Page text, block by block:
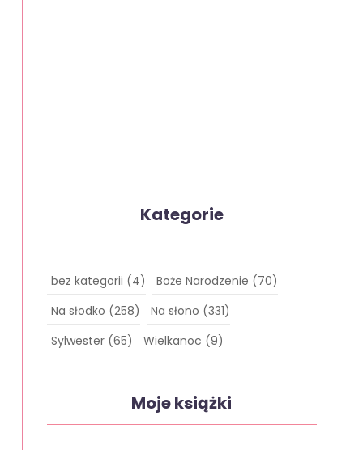
Kategorie
bez kategorii (4) Boże Narodzenie (70)
Na słodko (258) Na słono (331)
Sylwester(65) Wielkanoc (9)
Moje książki